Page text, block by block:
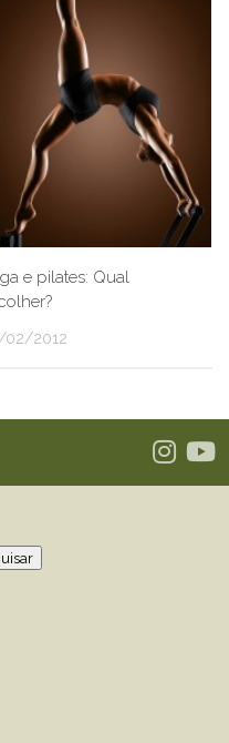
e pilates: Qual
02/2012